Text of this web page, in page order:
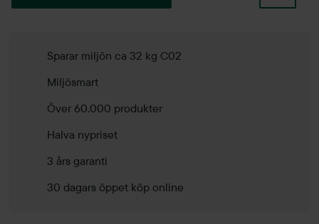
Sparar miljön ca 32 kg C02
Miljösmart
Över 60.000 produkter
Halva nypriset
3 års garanti
30 dagars öppet köp online